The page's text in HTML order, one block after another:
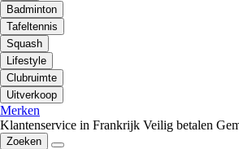
Badminton
Tafeltennis
Squash
Lifestyle
Clubruimte
Uitverkoop
Merken
Klantenservice in Frankrijk Veilig betalen
Zoeken